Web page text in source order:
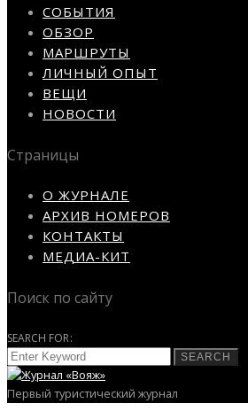
СОБЫТИЯ
ОБЗОР
МАРШРУТЫ
ЛИЧНЫЙ ОПЫТ
ВЕЩИ
НОВОСТИ
Страницы
О ЖУРНАЛЕ
АРХИВ НОМЕРОВ
КОНТАКТЫ
МЕДИА-КИТ
Поиск по сайту
SEARCH FOR:
SEARCH
Первый туристический журнал